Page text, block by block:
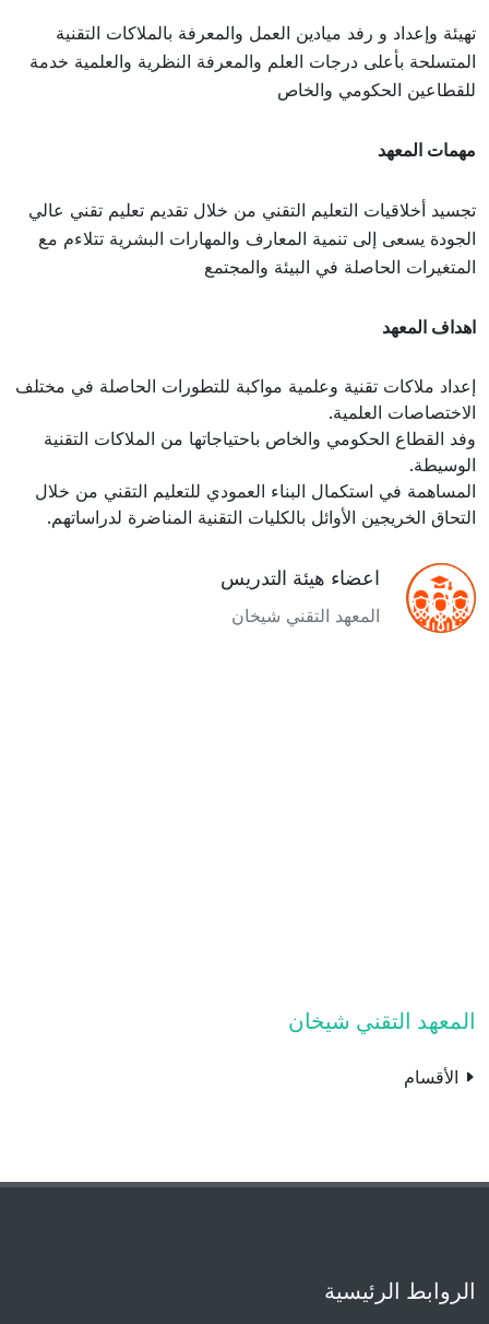
تهيئة وإعداد و رفد ميادين العمل والمعرفة بالملاكات التقنية
المتسلحة بأعلى درجات العلم والمعرفة النظرية والعلمية خدمة
للقطاعين الحكومي والخاص
مهمات المعهد
تجسيد أخلاقيات التعليم التقني من خلال تقديم تعليم تقني عالي
الجودة يسعى إلى تنمية المعارف والمهارات البشرية تتلاءم مع
المتغيرات الحاصلة في البيئة والمجتمع
اهداف المعهد
إعداد ملاكات تقنية وعلمية مواكبة للتطورات الحاصلة في مختلف
الاختصاصات العلمية.
وفد القطاع الحكومي والخاص باحتياجاتها من الملاكات التقنية
الوسيطة.
المساهمة في استكمال البناء العمودي للتعليم التقني من خلال
التحاق الخريجين الأوائل بالكليات التقنية المناضرة لدراساتهم.
اعضاء هيئة التدريس
المعهد التقني شيخان
المعهد التقني شيخان
الأقسام
الروابط الرئيسية